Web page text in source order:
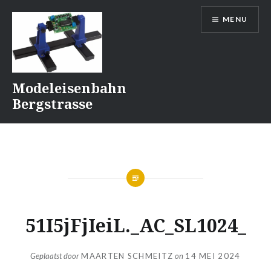
springen
Modeleisenbahn
Bergstrasse
MENU
51I5jFjIeiL._AC_SL1024_
Geplaatst doorMAARTEN SCHMEITZ on 14 MEI 2024